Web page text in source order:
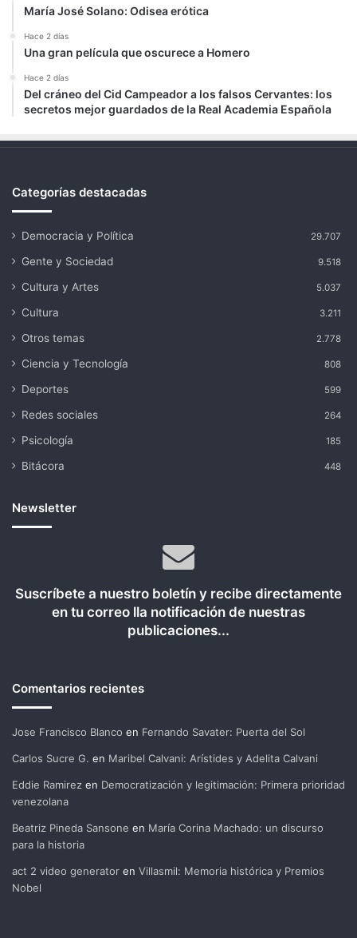
María José Solano: Odisea erótica
Hace 2 días
Una gran película que oscurece a Homero
Hace 2 días
Del cráneo del Cid Campeador a los falsos Cervantes: los
secretos mejor guardados de la Real Academia Española
Categorías destacadas
Democracia y Política 29.707
Gente y Sociedad 9.518
Cultura y Artes 5.037
Cultura 3.211
Otros temas 2.778
Ciencia y Tecnología 808
Deportes 599
Redes sociales 264
Psicología 185
Bitácora 448
Newsletter
Suscríbete a nuestro boletín y recibe directamente
en tu correo lla notificación de nuestras
publicaciones...
Comentarios recientes
Jose Francisco Blanco en Fernando Savater: Puerta del Sol
Carlos Sucre G. en Maribel Calvani: Arístides y Adelita Calvani
Eddie Ramirez en Democratización y legitimación: Primera prioridad
venezolana
Beatriz Pineda Sansone en María Corina Machado: un discurso
para la historia
act 2 video generator en Villasmil: Memoria histórica y Premios
Nobel